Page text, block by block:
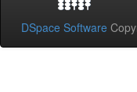
DSpace Software